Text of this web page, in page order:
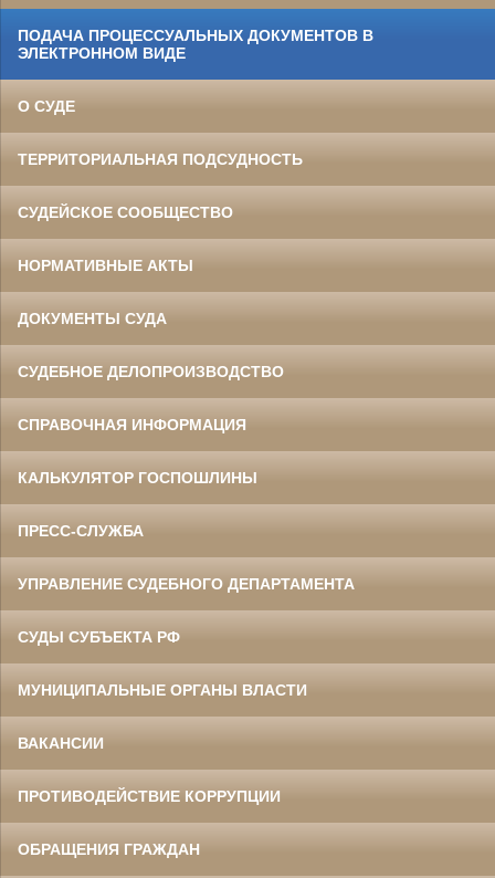
ПОДАЧА ПРОЦЕССУАЛЬНЫХ ДОКУМЕНТОВ В
ЭЛЕКТРОННОМ ВИДЕ
О СУДЕ
ТЕРРИТОРИАЛЬНАЯ ПОДСУДНОСТЬ
СУДЕЙСКОЕ СООБЩЕСТВО
НОРМАТИВНЫЕ АКТЫ
ДОКУМЕНТЫ СУДА
СУДЕБНОЕ ДЕЛОПРОИЗВОДСТВО
СПРАВОЧНАЯ ИНФОРМАЦИЯ
КАЛЬКУЛЯТОР ГОСПОШЛИНЫ
ПРЕСС-СЛУЖБА
УПРАВЛЕНИЕ СУДЕБНОГО ДЕПАРТАМЕНТА
СУДЫ СУБЪЕКТА РФ
МУНИЦИПАЛЬНЫЕ ОРГАНЫ ВЛАСТИ
ВАКАНСИИ
ПРОТИВОДЕЙСТВИЕ КОРРУПЦИИ
ОБРАЩЕНИЯ ГРАЖДАН